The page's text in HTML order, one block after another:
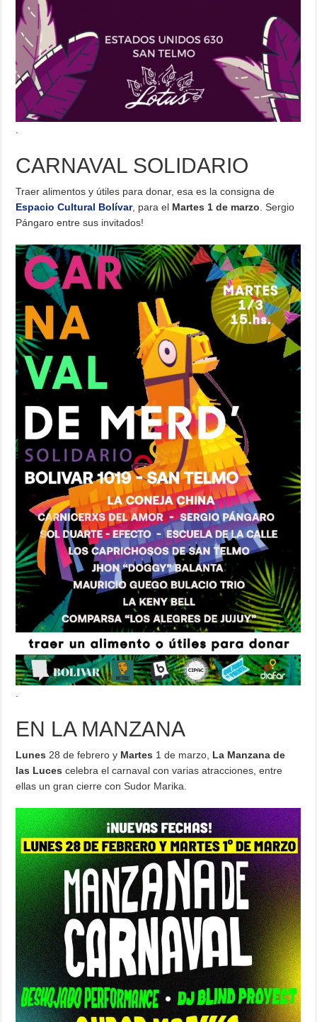
CARNAVAL SOLIDARIO
Traer alimentos y útiles para donar, esa es la consigna de
Espacio Cultural Bolívar, para el Martes 1 de marzo . Sergio
Pángaro entre sus invitados!
EN LA MANZANA
Lunes 28 de febrero y Martes 1 de marzo, La Manzana de
las Luces celebra el carnaval con varias atracciones, entre
ellas un gran cierre con Sudor Marika.